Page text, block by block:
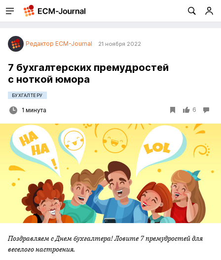
Редактор ECM-Journal 21 ноября 2022
7 бухгалтерских премудростей
с ноткой юмора
БУХГАЛТЕРУ
1 минута 6
Поздравляем с Днем бухгалтера! Ловите 7 премудростей для
веселого настроения.